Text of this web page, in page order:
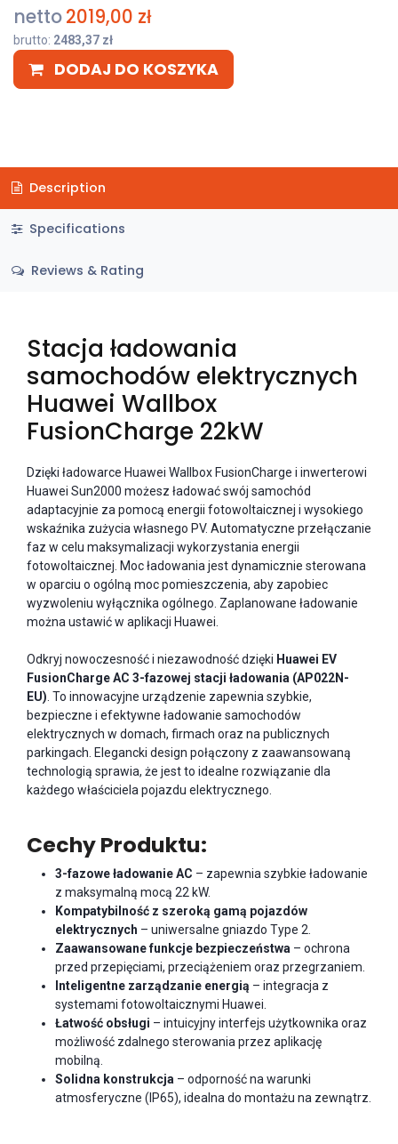
netto2019,00 zł
brutto: 2483,37 zł
DODAJ DO KOSZYKA
Description
Specifications
Reviews & Rating
Stacja ładowania
samochodów elektrycznych
Huawei Wallbox
FusionCharge 22kW
Dzięki ładowarce Huawei Wallbox FusionCharge i inwerterowi
Huawei Sun2000 możesz ładować swój samochód
adaptacyjnie za pomocą energii fotowoltaicznej i wysokiego
wskaźnika zużycia własnego PV. Automatyczne przełączanie
faz w celu maksymalizacji wykorzystania energii
fotowoltaicznej. Moc ładowania jest dynamicznie sterowana
w oparciu o ogólną moc pomieszczenia, aby zapobiec
wyzwoleniu wyłącznika ogólnego. Zaplanowane ładowanie
można ustawić w aplikacji Huawei.
Odkryj nowoczesność i niezawodność dzięki Huawei EV
FusionCharge AC 3-fazowej stacji ładowania (AP022N-
EU) . To innowacyjne urządzenie zapewnia szybkie,
bezpieczne i efektywne ładowanie samochodów
elektrycznych w domach, firmach oraz na publicznych
parkingach. Elegancki design połączony z zaawansowaną
technologią sprawia, że jest to idealne rozwiązanie dla
każdego właściciela pojazdu elektrycznego.
Cechy Produktu:
3-fazowe ładowanie AC – zapewnia szybkie ładowanie
z maksymalną mocą 22 kW.
Kompatybilność z szeroką gamą pojazdów
elektrycznych – uniwersalne gniazdo Type 2.
Zaawansowane funkcje bezpieczeństwa – ochrona
przed przepięciami, przeciążeniem oraz przegrzaniem.
Inteligentne zarządzanie energią – integracja z
systemami fotowoltaicznymi Huawei.
Łatwość obsługi – intuicyjny interfejs użytkownika oraz
możliwość zdalnego sterowania przez aplikację
mobilną.
Solidna konstrukcja – odporność na warunki
atmosferyczne (IP65), idealna do montażu na zewnątrz.